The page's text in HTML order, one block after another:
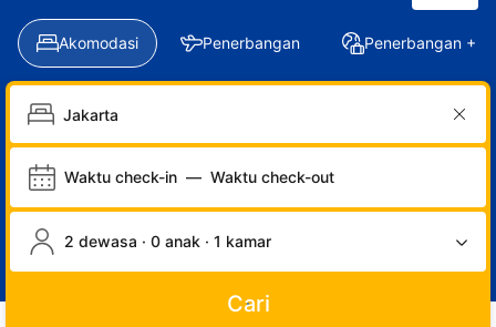
Akomodasi Penerbangan Penerbangan +
Waktu check-in — Waktu check-out
2 dewasa · 0 anak · 1 kamar
Cari